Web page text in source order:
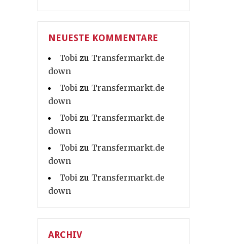
NEUESTE KOMMENTARE
Tobi zu Transfermarkt.de
down
Tobi zu Transfermarkt.de
down
Tobi zu Transfermarkt.de
down
Tobi zu Transfermarkt.de
down
Tobi zu Transfermarkt.de
down
ARCHIV